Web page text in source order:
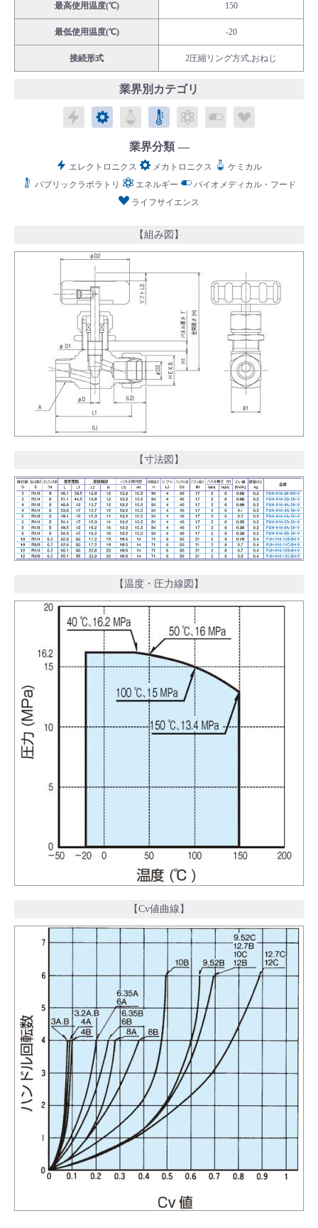
languageLanguage：日本語／English
mailお問い合わせ
最高使用温度(℃) 150
最低使用温度(℃) -20
接続形式 2圧縮リング方式,おねじ
業界別カテゴリ
エレクトロニクス
メカトロニクス
ケミカルパブリックラボラトリ
エネルギーバイオメディカ
業界分類
エレクトロニクス メカトロニクス
ケミカル
パブリックラボラトリ
エネルギー
バイオメディカル・フード
ライフサイエンス
【組み図】
【寸法図】
【温度・圧力線図】
【Cv値曲線】